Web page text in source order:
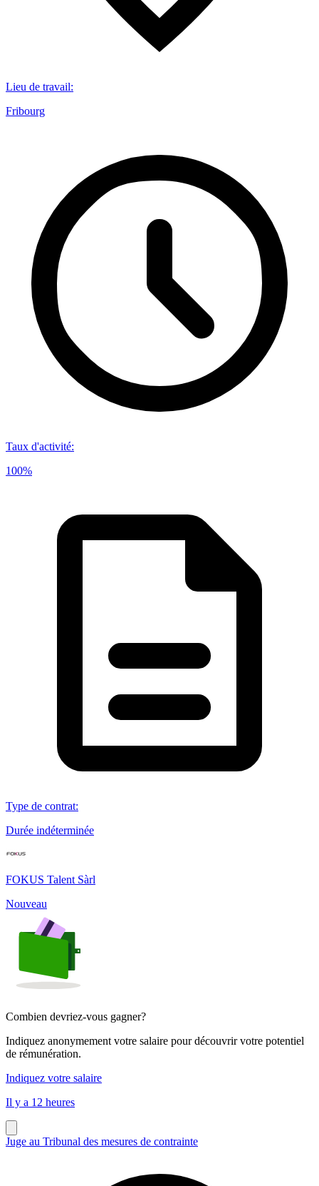
Lieu de travail:
Fribourg
Taux d'activité:
100%
Type de contrat:
Durée indéterminée
FOKUS Talent Sàrl
Nouveau
Combien devriez-vous gagner?
Indiquez anonymement votre salaire pour découvrir votre potentiel
de rémunération.
Indiquez votre salaire
Il y a 12 heures
Juge au Tribunal des mesures de contrainte